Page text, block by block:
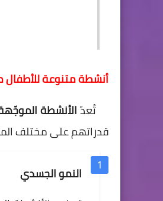
أنشطة متنوعة للأطفال من 4 إلى 7
تُعدّالأنشطة
قدراتهم على مختلف
النمو الجسدي